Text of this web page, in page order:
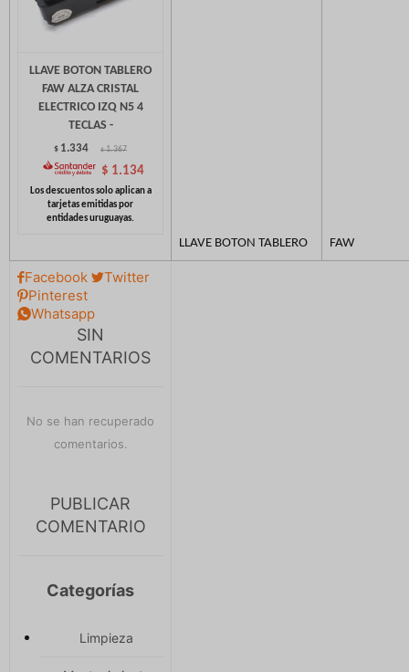
LLAVE BOTON TABLERO
FAW ALZA CRISTAL
ELECTRICO IZQ N5 4
TECLAS -
$ 1.334 $ 1.367
$ 1.134
LLAVE BOTON TABLERO FAW
Facebook Twitter
Pinterest
Whatsapp
SIN
COMENTARIOS
No se han recuperado
comentarios.
PUBLICAR
COMENTARIO
Categorías
Limpieza